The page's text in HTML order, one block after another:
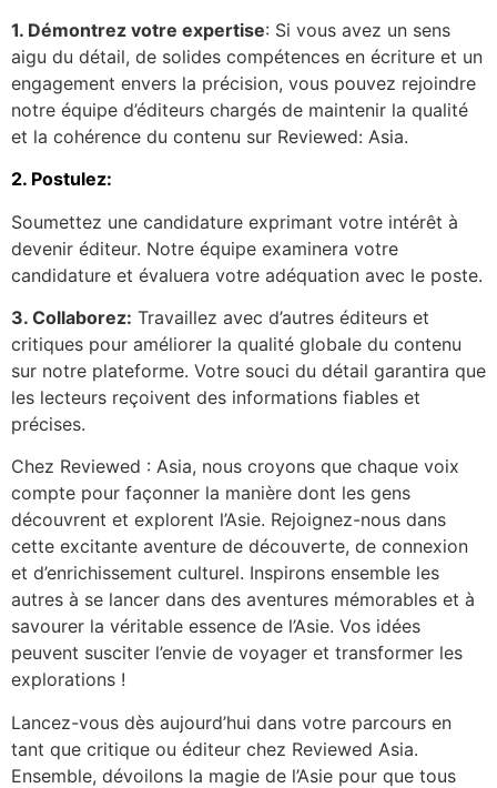
1. Démontrez votre expertise: Si vous avez un sens
aigu du détail, de solides compétences en écriture et un
engagement envers la précision, vous pouvez rejoindre
notre équipe d’éditeurs chargés de maintenir la qualité
et la cohérence du contenu sur Reviewed: Asia.
2. Postulez:
Soumettez une candidature exprimant votre intérêt à
devenir éditeur. Notre équipe examinera votre
candidature et évaluera votre adéquation avec le poste.
3. Collaborez: Travaillez avec d’autres éditeurs et
critiques pour améliorer la qualité globale du contenu
sur notre plateforme. Votre souci du détail garantira que
les lecteurs reçoivent des informations fiables et
précises.
Chez Reviewed : Asia, nous croyons que chaque voix
compte pour façonner la manière dont les gens
découvrent et explorent l’Asie. Rejoignez-nous dans
cette excitante aventure de découverte, de connexion
et d’enrichissement culturel. Inspirons ensemble les
autres à se lancer dans des aventures mémorables et à
savourer la véritable essence de l’Asie. Vos idées
peuvent susciter l’envie de voyager et transformer les
explorations !
Lancez-vous dès aujourd’hui dans votre parcours en
tant que critique ou éditeur chez Reviewed Asia.
Ensemble, dévoilons la magie de l’Asie pour que tous